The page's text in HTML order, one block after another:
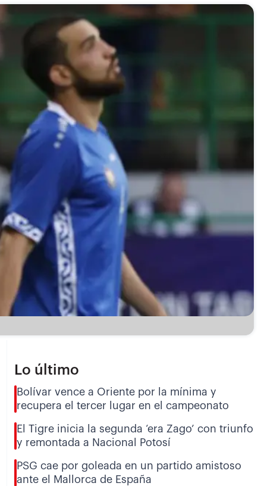
Lo último
Bolívar vence a Oriente por la mínima y
recupera el tercer lugar en el campeonato
El Tigre inicia la segunda ‘era Zago’ con triunfo
y remontada a Nacional Potosí
PSG cae por goleada en un partido amistoso
ante el Mallorca de España